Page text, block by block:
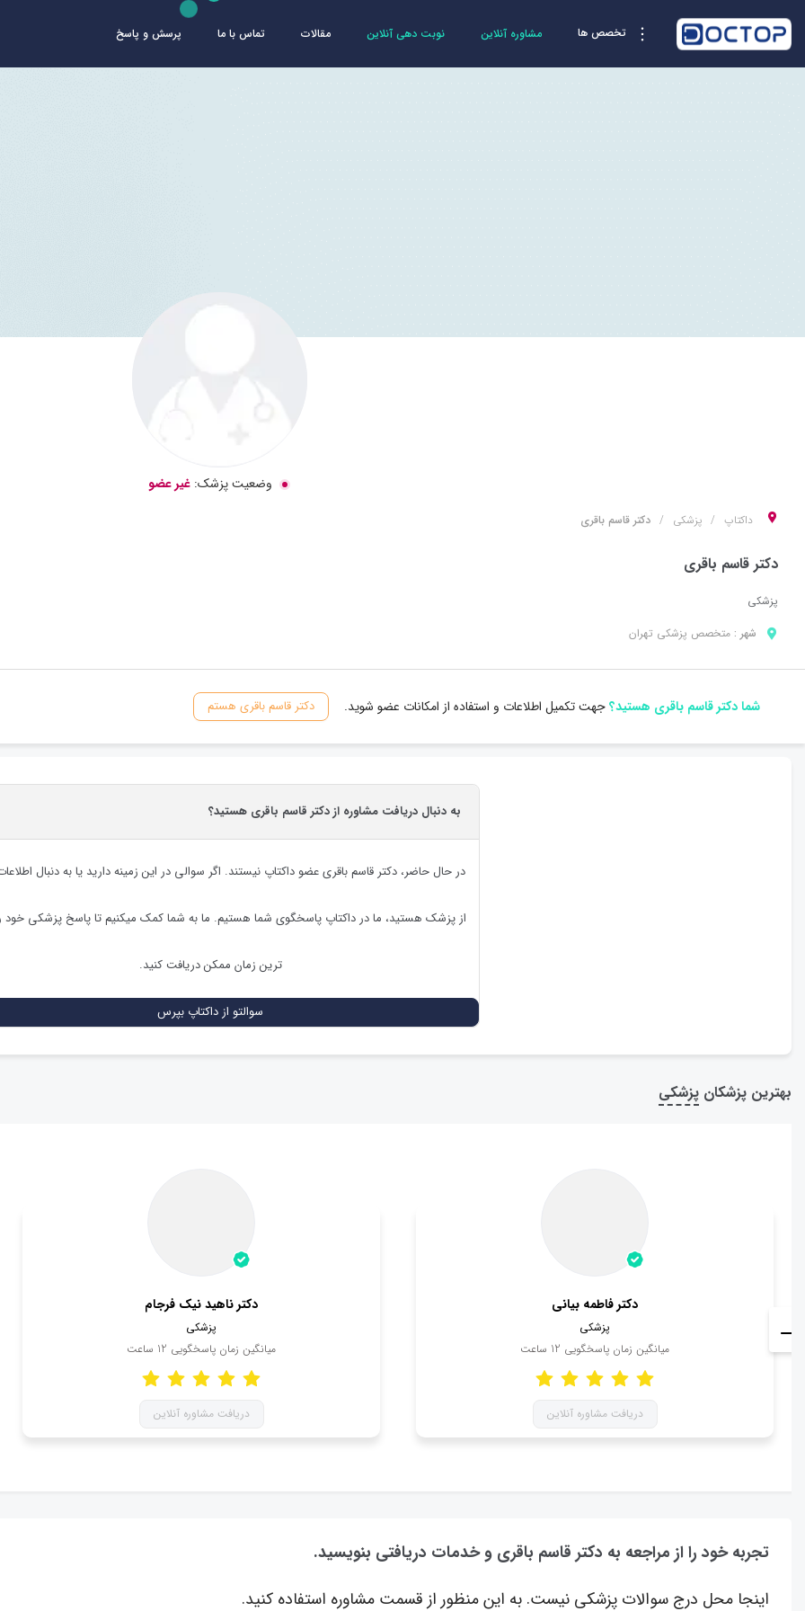
تخصص ها مشاوره آنلاین نوبت دهی آنلاین مقالات تماس با ما پرسش و پاسخ
وضعیت پزشک: غیر عضو
داکتاپ پزشکی دکتر قاسم باقری
دکتر قاسم باقری
پزشکی
شهر : متخصص پزشکی تهران
شما دکتر قاسم باقری هستید؟جهت تکمیل اطلاعات و استفاده از امکانات عضو شوید. دکتر قاسم باقری هستم
به دنبال دریافت مشاوره از دکتر قاسم باقری هستید؟
در حال حاضر،دکتر قاسم باقریعضو داکتاپ نیستند. اگر سوالی در این زمینه دارید یا به دنبال
از پزشک هستید، ما در داکتاپ پاسخگوی شما هستیم. ما به شما کمک میکنیم تا پاسخ پزشکی خود
ترین زمان ممکن دریافت کنید.
سوالتو از داکتاپ بپرس
بهترین پزشکان پزشکی
دکتر ناهید نیک فرجام
پزشکی
میانگین زمان پاسخگویی 12 ساعت
دریافت مشاوره آنلاین
دکتر فاطمه بیانی
پزشکی
میانگین زمان پاسخگویی 12 ساعت
دریافت مشاوره آنلاین
تجربه خود را از مراجعه به دکتر قاسم باقری و خدمات دریافتی بنویسید.
اینجا محل درج سوالات پزشکی نیست. به این منظور از قسمت مشاوره استفاده کنید.